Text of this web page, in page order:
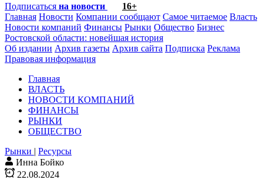
Подписаться на новости
16+
Главная Новости Компании сообщают Самое читаемое Власть
Новости компаний Финансы Рынки Общество Бизнес
Ростовской области: новейшая история
Об издании Архив газеты Архив сайта Подписка Реклама
Правовая информация
Главная
ВЛАСТЬ
НОВОСТИ КОМПАНИЙ
ФИНАНСЫ
РЫНКИ
ОБЩЕСТВО
Рынки | Ресурсы
Инна Бойко
22.08.2024